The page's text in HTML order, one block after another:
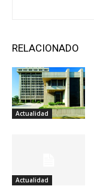
RELACIONADO
Actualidad
Actualidad